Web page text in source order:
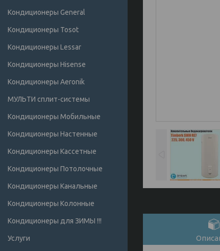
Кондиционеры General
Кондиционеры Tosot
Кондиционеры Lessar
Кондиционеры Hisense
Кондиционеры Аeronik
МУЛЬТИ сплит-системы
Кондиционеры Мобильные
Кондиционеры Настенные
Кондиционеры Кассетные
Кондиционеры Потолочные
Кондиционеры Канальные
Кондиционеры Колонные
Кондиционеры для ЗИМЫ !!!
Услуги